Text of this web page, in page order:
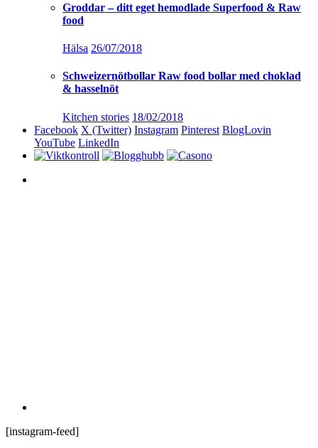
Groddar – ditt eget hemodlade Superfood & Raw
food
Hälsa 26/07/2018
Schweizernötbollar Raw food bollar med choklad
& hasselnöt
Kitchen stories 18/02/2018
Facebook X (Twitter) Instagram Pinterest BlogLovin
YouTube LinkedIn
[instagram-feed]